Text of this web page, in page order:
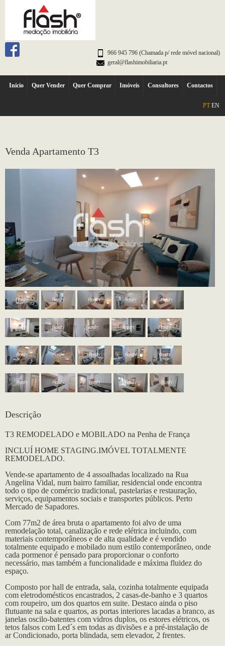
966 945 796 (Chamada p/ rede móvel nacional)
geral@flashimobiliaria.pt
Início Quer Vender Quer Comprar Imóveis Consultores Contactos
PT EN
Venda Apartamento T3
Descrição
T3 REMODELADO e MOBILADO na Penha de França
INCLUÍ HOME STAGING.IMÓVEL TOTALMENTE
REMODELADO.
Vende-se apartamento de 4 assoalhadas localizado na Rua
Angelina Vidal, num bairro familiar, residencial onde encontra
todo o tipo de comércio tradicional, pastelarias e restauração,
serviços, equipamentos sociais e transportes públicos. Perto
Mercado de Sapadores.
Com 77m2 de área bruta o apartamento foi alvo de uma
remodelação total, canalização e rede elétrica incluindo, com
materiais contemporâneos e de alta qualidade e é vendido
totalmente equipado e mobilado num estilo contemporâneo, onde
cada pormenor é pensado para proporcionar o conforto
necessário, mas também a funcionalidade e máxima fluidez do
espaço.
Composto por hall de entrada, sala, cozinha totalmente equipada
com eletrodomésticos encastrados, 2 casas-de-banho e 3 quartos
com roupeiro, um dos quartos em suite. Destaco ainda o piso
flutuante na sala e quartos, as portas interiores lacadas a branco, as
janelas oscilo-batentes com vidros duplos, os estores elétricos, os
tetos falsos com Led´s em todas as divisões e a pré-instalação de
ar Condicionado, porta blindada, sem elevador, 2 frentes.